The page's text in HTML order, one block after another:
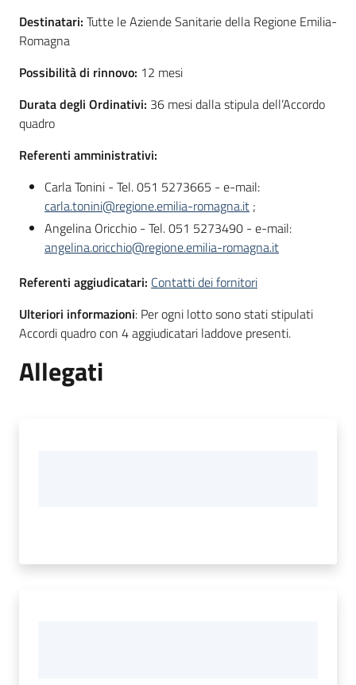
Destinatari: Tutte le Aziende Sanitarie della Regione Emilia-
Romagna
Possibilità di rinnovo: 12 mesi
Durata degli Ordinativi: 36 mesi dalla stipula dell’Accordo
quadro
Referenti amministrativi:
Carla Tonini - Tel. 051 5273665 - e-mail:
carla.tonini@regione.emilia-romagna.it ;
Angelina Oricchio - Tel. 051 5273490 - e-mail:
angelina.oricchio@regione.emilia-romagna.it
Referenti aggiudicatari: Contatti dei fornitori
Ulteriori informazioni: Per ogni lotto sono stati stipulati
Accordi quadro con 4 aggiudicatari laddove presenti.
Allegati